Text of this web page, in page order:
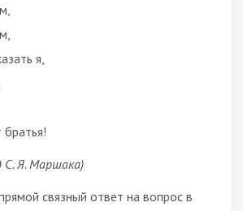
я,
С. Я. Маршака)
связный ответ на вопрос в